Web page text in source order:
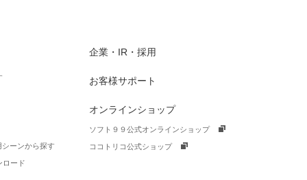
ーンから探す
ロード
企業・IR・採用
お客様サポート
オンラインショップ
ソフト９９公式オンラインショップ
ココトリコ公式ショップ